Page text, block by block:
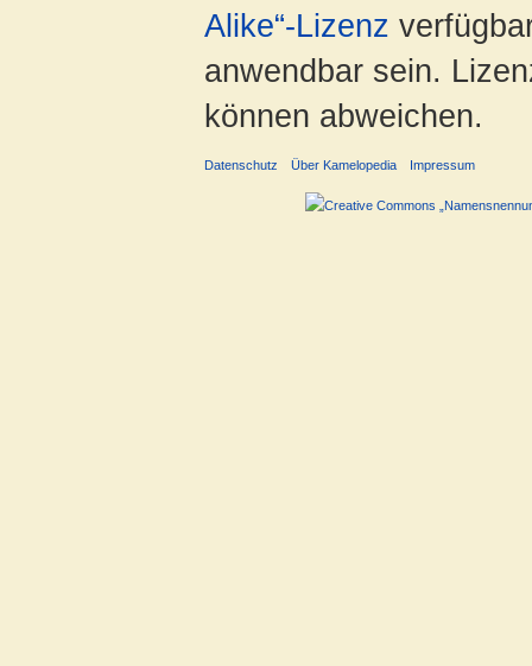
Alike“-Lizenz
anwendbar sein.
können abweichen.
Datenschutz Über Kamelopedia Impressum